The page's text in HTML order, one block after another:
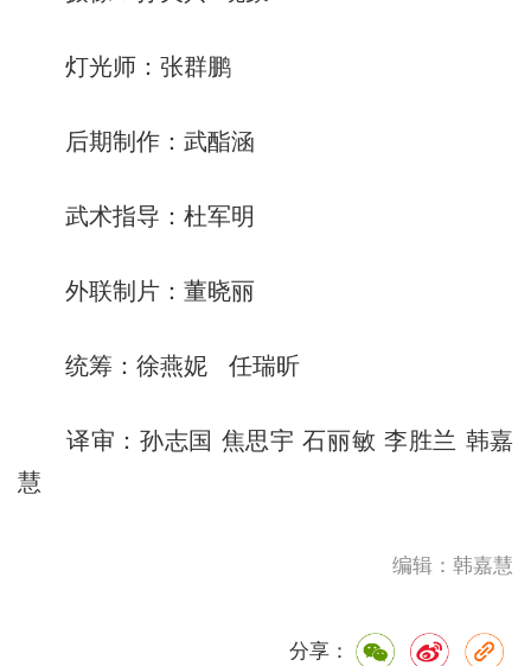
灯光师：张群鹏
后期制作：武酯涵
武术指导：杜军明
外联制片：董晓丽
统筹：徐燕妮 任瑞昕
译审：孙志国 焦思宇 石丽敏 李胜兰 韩嘉
慧
编辑：韩嘉慧
分享：